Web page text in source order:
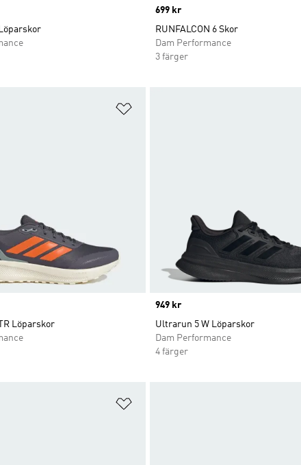
Price
699 kr
RUNFALCON 6 Skor
Dam Performance
3 färger
Löparskor
Price
949 kr
Ultrarun 5 W Löparskor
Dam Performance
4 färger